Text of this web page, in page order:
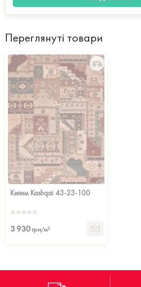
Переглянуті товари
Килим Kashqai 43-23-100
3 930 грн/м2